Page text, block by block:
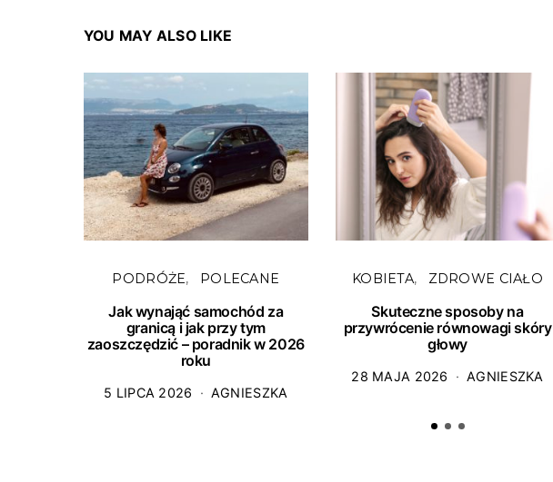
YOU MAY ALSO LIKE
PODRÓŻE POLECANE
Jak wynająć samochód za
granicą i jak przy tym
zaoszczędzić – poradnik w 2026
roku
5 LIPCA 2026 AGNIESZKA
KOBIETA ZDROWE CIAŁO
Skuteczne sposoby na
przywrócenie równowagi skóry
głowy
28 MAJA 2026 AGNIESZKA